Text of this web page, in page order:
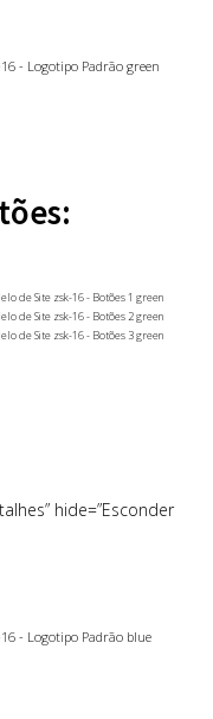
hide=”Esconder